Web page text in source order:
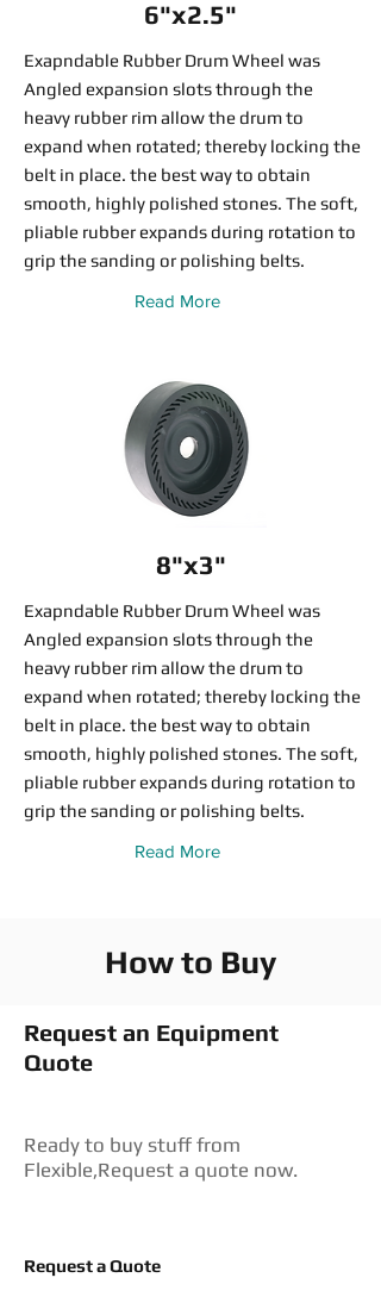
6"x2.5"
Exapndable Rubber Drum Wheel was
Angled expansion slots through the
heavy rubber rim allow the drum to
expand when rotated; thereby locking the
belt in place. the best way to obtain
smooth, highly polished stones. The soft,
pliable rubber expands during rotation to
grip the sanding or polishing belts.
Read More
8"x3"
Exapndable Rubber Drum Wheel was
Angled expansion slots through the
heavy rubber rim allow the drum to
expand when rotated; thereby locking the
belt in place. the best way to obtain
smooth, highly polished stones. The soft,
pliable rubber expands during rotation to
grip the sanding or polishing belts.
Read More
How to Buy
Request an Equipment
Quote
Ready to buy stuff from
Flexible,Request a quote now.
Request a Quote